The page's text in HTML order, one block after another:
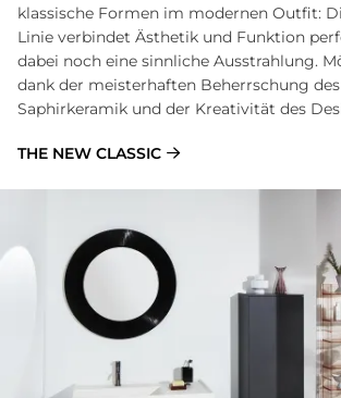
klassische Formen im modernen Outfit:
Linie verbindet Ästhetik und Funktion
dabei noch eine sinnliche Ausstrahlung.
dank der meisterhaften Beherrschung
Saphirkeramik und der Kreativität des
THE NEW CLASSIC